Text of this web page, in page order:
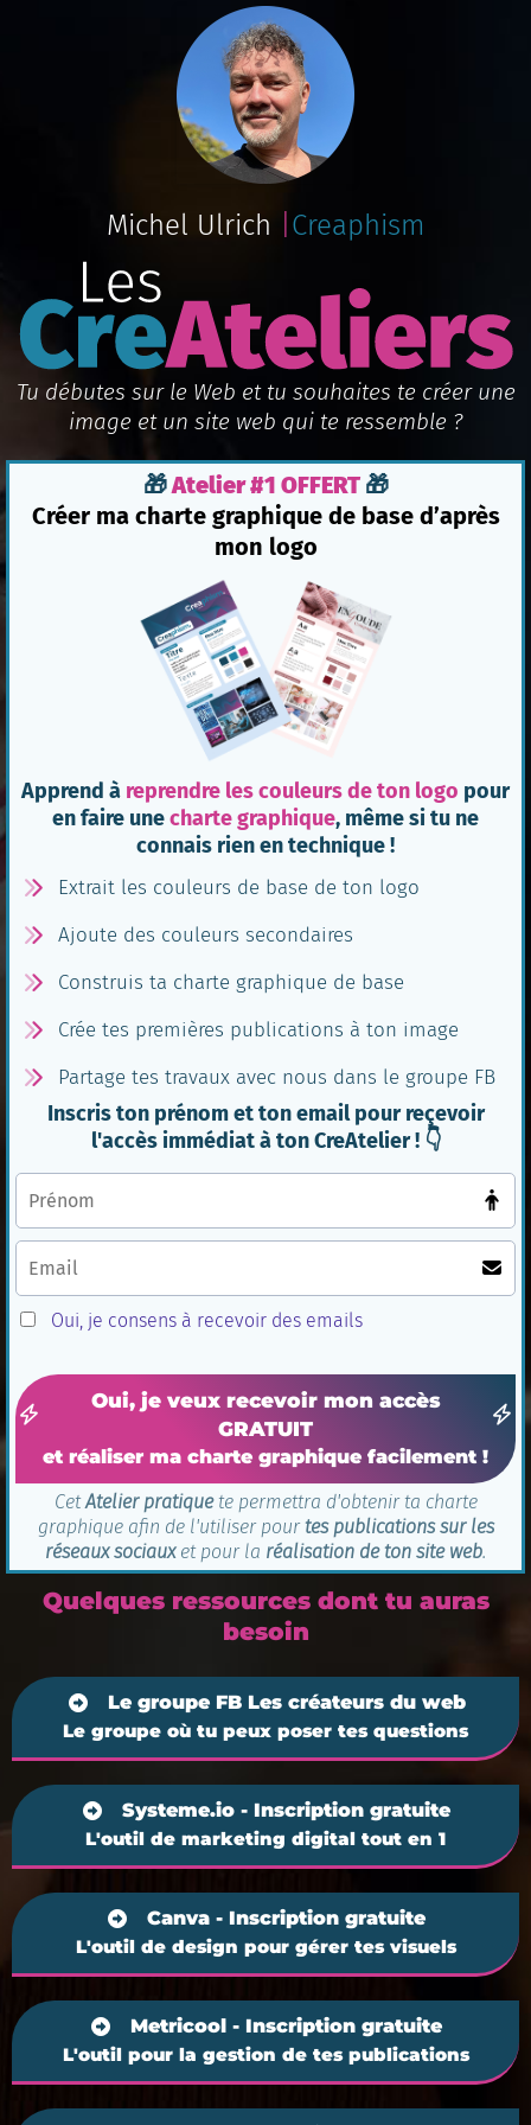
Michel Ulrich Creaphism
Tu débutes sur le Web et tu souhaites te créer une
image et un site web qui te ressemble ?
🎁Atelier #1 OFFERT🎁
Créer ma charte graphique de base d’après
mon logo
Apprend à reprendre les couleurs de ton logo pour
en faire unecharte graphique, même si tu ne
connais rien en technique !
Extrait les couleurs de base de ton logo
Ajoute des couleurs secondaires
Construis ta charte graphique de base
Crée tes premières publications à ton image
Partage tes travaux avec nous dans le groupe FB
Inscris ton prénom et ton email pour reçevoir
l'accès immédiat à ton CreAtelier ! 👇
Oui, je consens à recevoir des emails
Oui, je veux recevoir mon accès
GRATUIT
et réaliser ma charte graphique facilement !
CetAtelier pratiquete permettra d'obtenir ta charte
graphique afin de l'utiliser pourtes publications sur les
réseaux sociauxet pour la réalisation de ton site web.
Quelques ressources dont tu auras
besoin
Le groupe FB Les créateurs du web
Le groupe où tu peux poser tes questions
Systeme.io - Inscription gratuite
L'outil de marketing digital tout en 1
Canva - Inscription gratuite
L'outil de design pour gérer tes visuels
Metricool - Inscription gratuite
L'outil pour la gestion de tes publications